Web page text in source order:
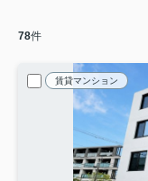
78件
賃貸マンション